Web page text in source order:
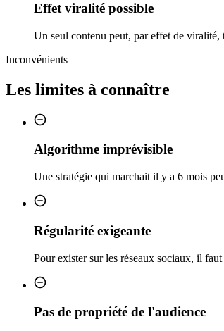
Effet viralité possible
Un seul contenu peut, par effet de viralité,
Inconvénients
Les limites à connaître
Algorithme imprévisible
Une stratégie qui marchait il y a 6 mois
Régularité exigeante
Pour exister sur les réseaux sociaux, il
Pas de propriété de l'audience